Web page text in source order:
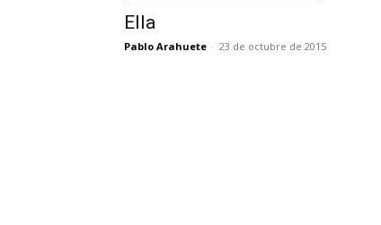
Ella
Pablo Arahuete - 23 de octubre de 2015